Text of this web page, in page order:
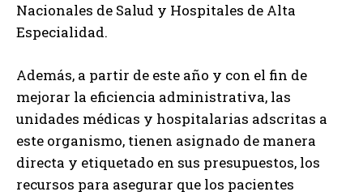
Nacionales de Salud y Hospitales de Alta
Especialidad.
Además, a partir de este año y con el fin de
mejorar la eficiencia administrativa, las
unidades médicas y hospitalarias adscritas a
este organismo, tienen asignado de manera
directa y etiquetado en sus presupuestos, los
recursos para asegurar que los pacientes